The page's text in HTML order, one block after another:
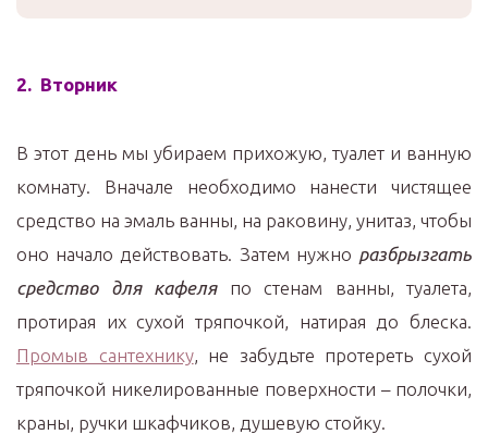
2. Вторник
В этот день мы убираем прихожую, туалет и ванную
комнату. Вначале необходимо нанести чистящее
средство на эмаль ванны, на раковину, унитаз, чтобы
оно начало действовать. Затем нужно разбрызгать
средство для кафеляпо стенам ванны, туалета,
протирая их сухой тряпочкой, натирая до блеска.
Промыв сантехнику, не забудьте протереть сухой
тряпочкой никелированные поверхности – полочки,
краны, ручки шкафчиков, душевую стойку.